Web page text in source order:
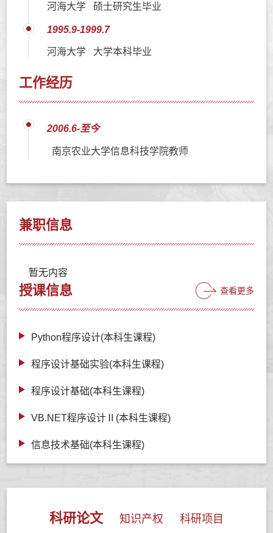
河海大学 硕士研究生毕业
1995.9-1999.7
河海大学 大学本科毕业
工作经历
2006.6-至今
南京农业大学信息科技学院教师
兼职信息
暂无内容
授课信息 查看更多
Python程序设计(本科生课程)
程序设计基础实验(本科生课程)
程序设计基础(本科生课程)
VB.NET程序设计Ⅱ(本科生课程)
信息技术基础(本科生课程)
科研论文 知识产权 科研项目